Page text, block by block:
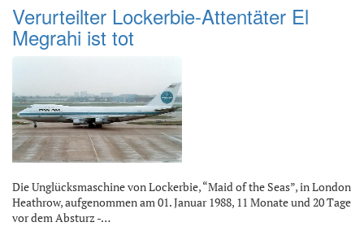
Verurteilter Lockerbie-Attentäter El
Megrahi ist tot
Die Unglücksmaschine von Lockerbie, “Maid of the Seas”, in London
Heathrow, aufgenommen am 01. Januar 1988, 11 Monate und 20 Tage
vor dem Absturz -…